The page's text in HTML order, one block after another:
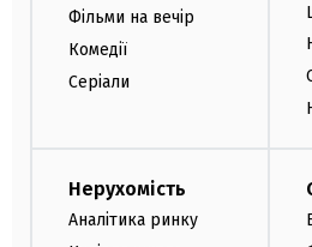
Фільми на вечір
Комедії
Серіали
Нерухомість
Аналітика ринку